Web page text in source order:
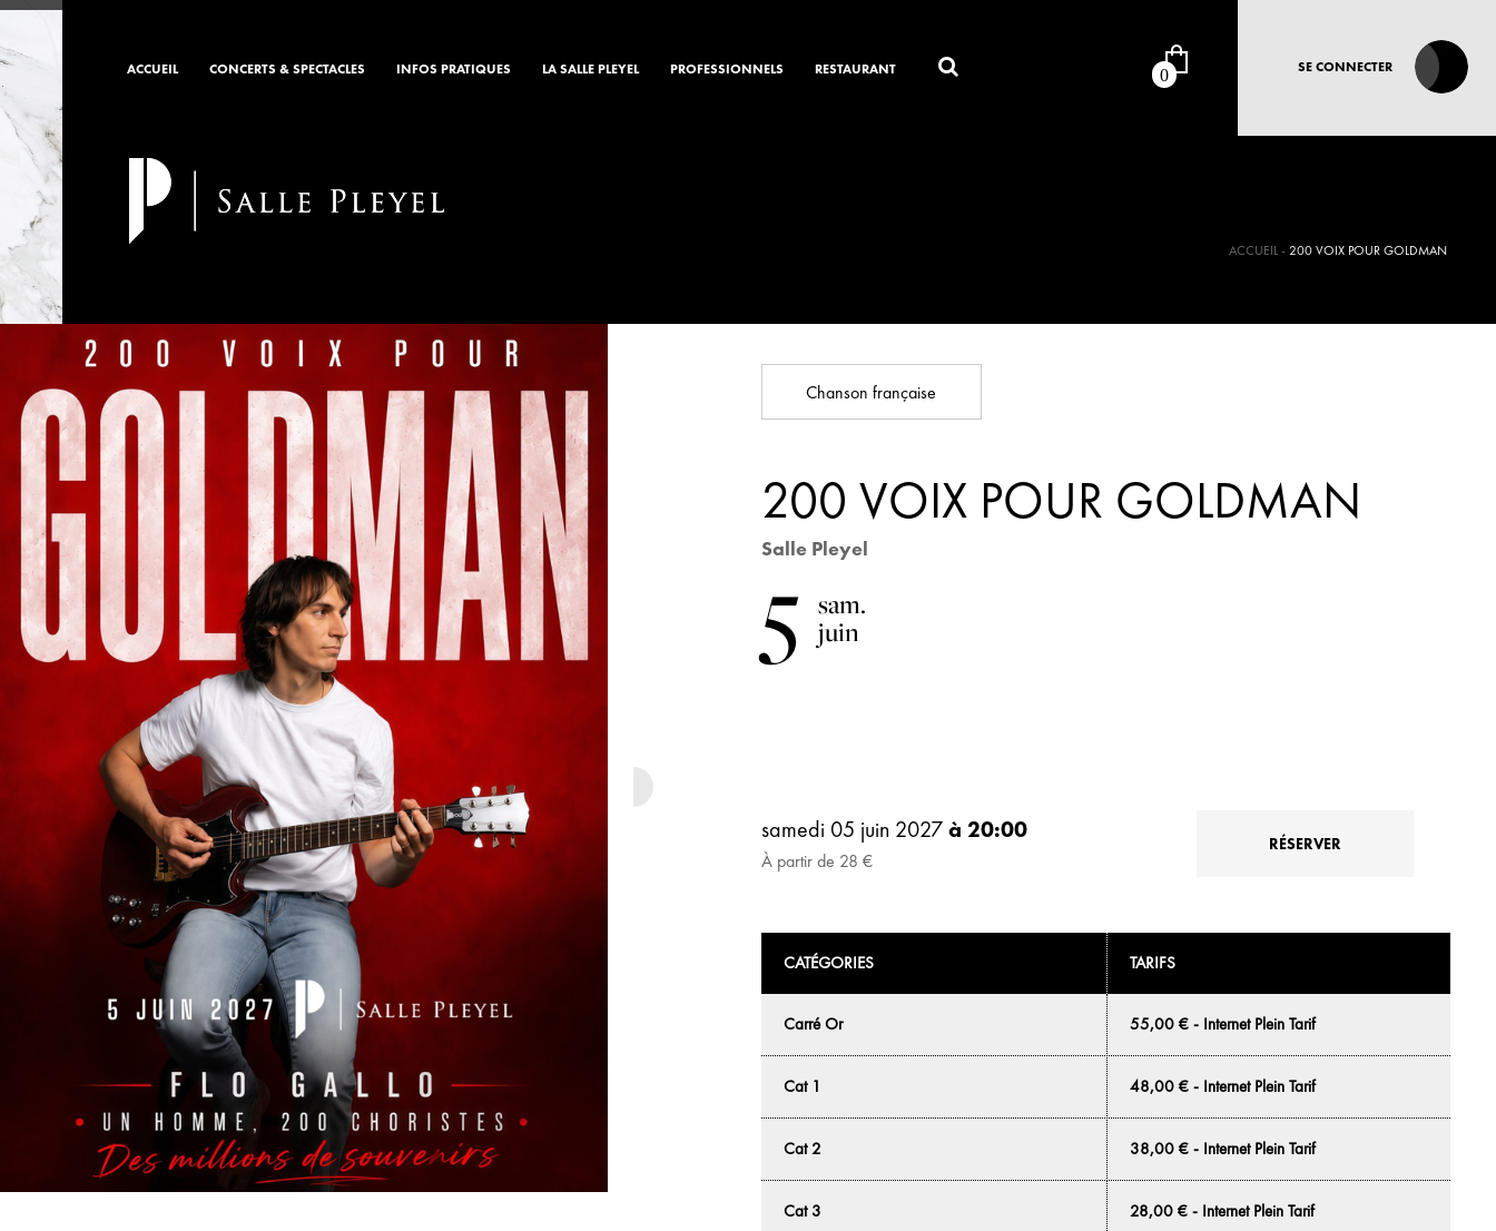
ACCUEIL CONCERTS & SPECTACLES INFOS PRATIQUES LA SALLE PLEYEL PROFESSIONNELS RESTAURANT 0 SE CONNECTER
ACCUEIL 200 VOIX POUR GOLDMAN
Chanson française
200 VOIX POUR GOLDMAN
Salle Pleyel
5sam.
juin
samedi 05 juin 2027 à 20:00
À partir de 28 €
RÉSERVER
CATÉGORIES TARIFS
Carré Or 55,00 € - Internet Plein Tarif
Cat 1 48,00 € - Internet Plein Tarif
Cat 2 38,00 € - Internet Plein Tarif
Cat 3 28,00 € - Internet Plein Tarif